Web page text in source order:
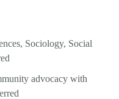
Sociology, Social
advocacy with